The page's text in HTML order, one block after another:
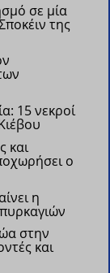
σε μία
της
15 νεκροί
και
ο
η
στην
και